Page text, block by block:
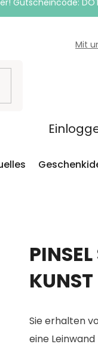
Gutscheincode:
Mit
Sie erhalten
eine